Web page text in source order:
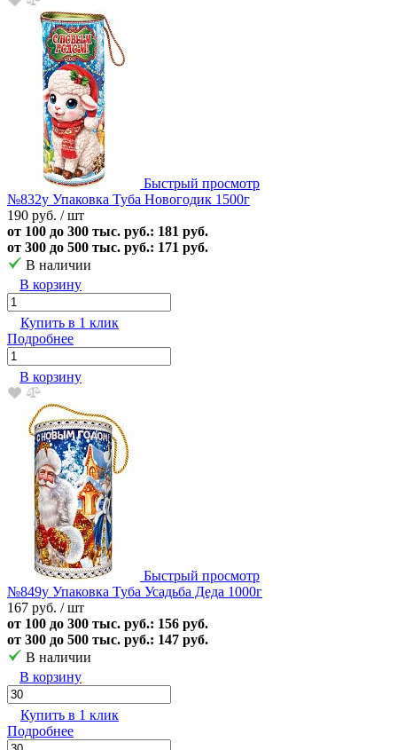
Быстрый просмотр
№832у Упаковка Туба Новогодик 1500г
190 руб. / шт
от 100 до 300 тыс. руб.: 181 руб.
от 300 до 500 тыс. руб.: 171 руб.
В наличии
В корзину
Купить в 1 клик
Подробнее
В корзину
Быстрый просмотр
№849у Упаковка Туба Усадьба Деда 1000г
167 руб. / шт
от 100 до 300 тыс. руб.: 156 руб.
от 300 до 500 тыс. руб.: 147 руб.
В наличии
В корзину
Купить в 1 клик
Подробнее